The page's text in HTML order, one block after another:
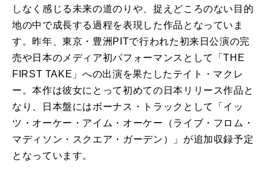
しなく感じる未来の道のりや、捉えどころのない目的
地の中で成長する過程を表現した作品となっていま
す。昨年、東京・豊洲PITで行われた初来日公演の完
売や日本のメディア初パフォーマンスとして「THE
FIRST TAKE」への出演を果たしたテイト・マクレ
ー。本作は彼女にとって初めての日本リリース作品と
なり、日本盤にはボーナス・トラックとして「イッ
ツ・オーケー・アイム・オーケー（ライブ・フロム・
マディソン・スクエア・ガーデン）」が追加収録予定
となっています。